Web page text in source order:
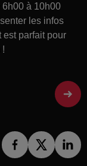
6h00 à 10h00
les infos
est parfait pour
!